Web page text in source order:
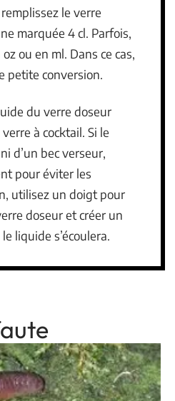
le verre
marquée 4 cl. Parfois,
ou en ml. Dans ce cas,
petite conversion.
du verre doseur
à cocktail. Si le
d’un bec verseur,
pour éviter les
utilisez un doigt pour
doseur et créer un
liquide s’écoulera.